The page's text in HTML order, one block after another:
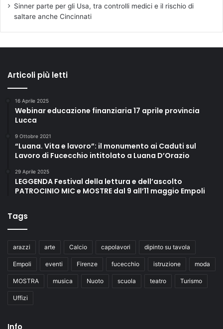
Sinner parte per gli Usa, tra controlli medici e il rischio di
saltare anche Cincinnati
Articoli più letti
16 Aprile 2025
Webinar educazione finanziaria 17 aprile provincia
Lucca
9 Ottobre 2021
“Luana. Vita e lavoro”: il monumento ai Caduti sul
Lavoro di Fucecchio intitolato a Luana D’Orazio
29 Aprile 2025
LEGGENDA Festival della lettura e dell’ascolto
PATROCINIO MIC e MOSTRE dal 9 all’11 maggio Empoli
Tags
arazzi arte Calcio capolavori dipinto su tavola
Empoli eventi Firenze fucecchio istruzione moda
MOSTRA musica Nuoto scuola teatro Turismo
Uffizi
Info